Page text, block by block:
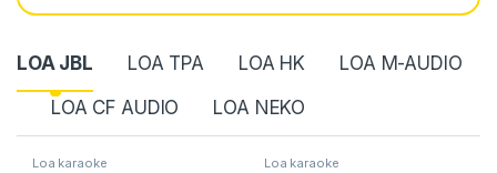
LOA JBL LOA TPA LOA HK
LOA M-AUDIO
LOA CF AUDIO
LOA NEKO
Loa karaoke Loa karaoke